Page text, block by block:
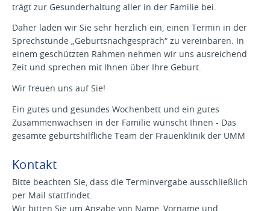
trägt zur Gesunderhaltung aller in der Familie bei.
Daher laden wir Sie sehr herzlich ein, einen Termin in der
Sprechstunde „Geburtsnachgespräch“ zu vereinbaren. In
einem geschützten Rahmen nehmen wir uns ausreichend
Zeit und sprechen mit Ihnen über Ihre Geburt.
Wir freuen uns auf Sie!
Ein gutes und gesundes Wochenbett und ein gutes
Zusammenwachsen in der Familie wünscht Ihnen - Das
gesamte geburtshilfliche Team der Frauenklinik der UMM
Kontakt
Bitte beachten Sie, dass die Terminvergabe ausschließlich
per Mail stattfindet.
Wir bitten Sie um Angabe von Name, Vorname und